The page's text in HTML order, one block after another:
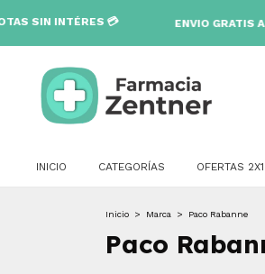
💳 ENVIO GRATIS A TODO EL
INICIO CATEGORÍAS OFERTAS 2X1
Inicio > Marca > Paco Rabanne
Paco